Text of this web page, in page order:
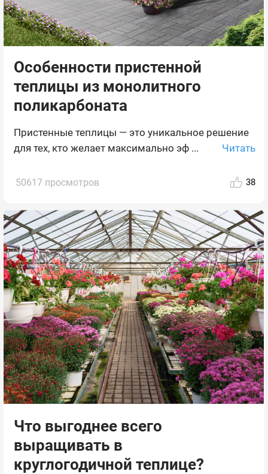
Особенности пристенной
теплицы из монолитного
поликарбоната
Пристенные теплицы — это уникальное решение
для тех, кто желает максимально эф ...
Читать
50617 просмотров 38
Что выгоднее всего
выращивать в
круглогодичной теплице?